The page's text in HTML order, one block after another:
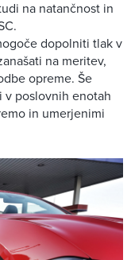
na natančnost in
dopolniti tlak v
na meritev,
opreme. Še
poslovnih enotah
in umerjenimi